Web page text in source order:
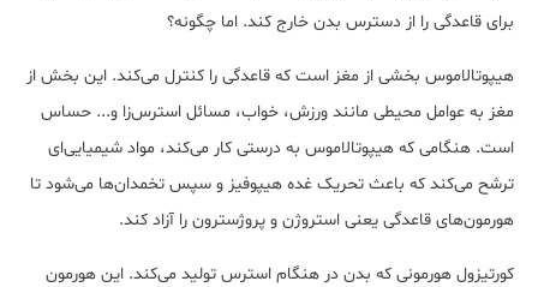
برای قاعدگی را از دسترس بدن خارج کند. اما چگونه؟
هیپوتالاموس بخشی از مغز است که قاعدگی را کنترل می‌کند. این بخش از
مغز به عوامل محیطی مانند ورزش، خواب، مسائل استرس‎‌زا و... حساس
است. هنگامی که هیپوتالاموس به درستی کار می‎‌کند، مواد شیمیایی‌ای
ترشح می‌کند که باعث تحریک غده هیپوفیز و سپس تخمدان‌ها می‎‌شود تا
هورمون‌های قاعدگی یعنی استروژن و پروژسترون را آزاد کند.
کورتیزول هورمونی که بدن در هنگام استرس تولید می‎‌کند. این هورمون